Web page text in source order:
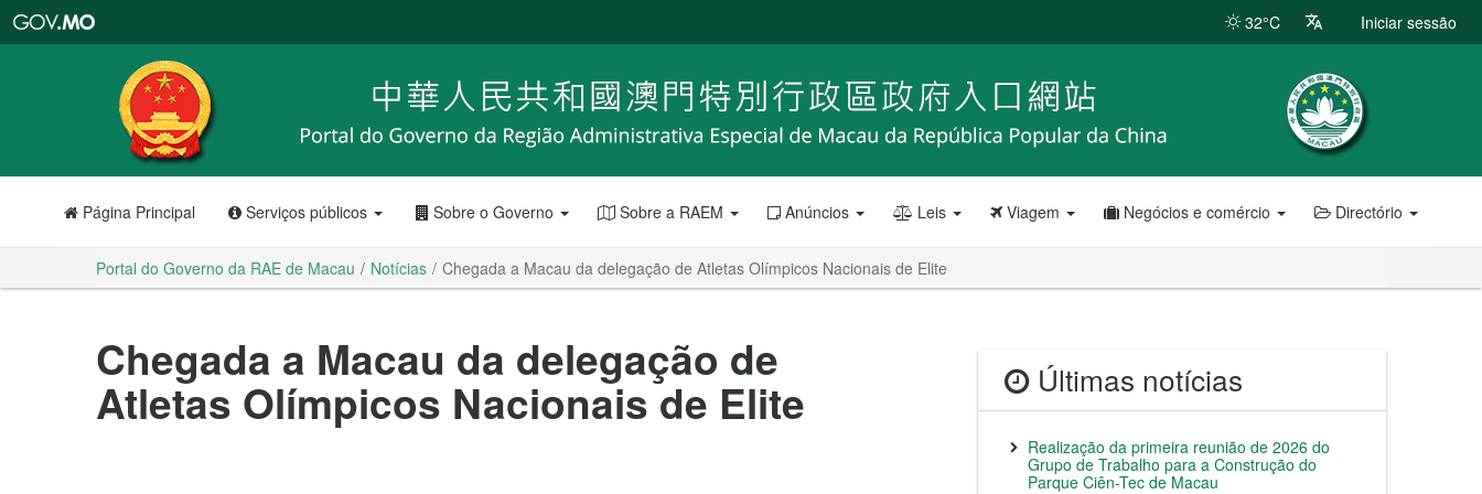
RAE
de
Macau
32°C Iniciar sessão
Página Principal Serviços públicos Sobre o Governo Sobre a RAEM Anúncios Leis Viagem Negócios e comércio Directório
Portal do Governo da RAE de Macau Notícias Chegada a Macau da delegação de Atletas Olímpicos Nacionais de Elite
Chegada a Macau da delegação de
Atletas Olímpicos Nacionais de Elite Últimas notícias
Realização da primeira reunião de 2026 do
Grupo de Trabalho para a Construção do
Parque Ciên-Tec de Macau